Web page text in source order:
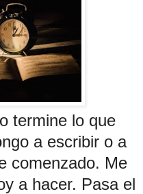
termine lo que
a escribir o a
comenzado. Me
a hacer. Pasa el